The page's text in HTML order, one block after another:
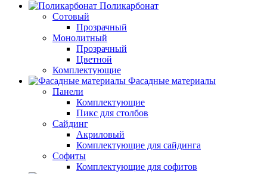
Поликарбонат
Сотовый
Прозрачный
Монолитный
Прозрачный
Цветной
Комплектующие
Фасадные материалы
Панели
Комплектующие
Пикс для столбов
Сайдинг
Акриловый
Комплектующие для сайдинга
Софиты
Комплектующие для софитов